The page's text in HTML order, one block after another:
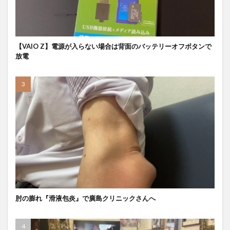
【VAIO Z】電源が入らない場合は背面のバッテリーオフボタンで
放電
肘の膨れ『滑液包炎』で廣島クリニックさんへ